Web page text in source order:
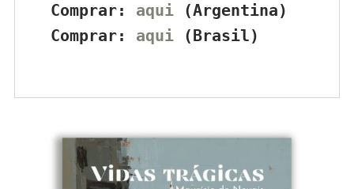
Comprar: aqui (Argentina)
Comprar:
aqui (Brasil)